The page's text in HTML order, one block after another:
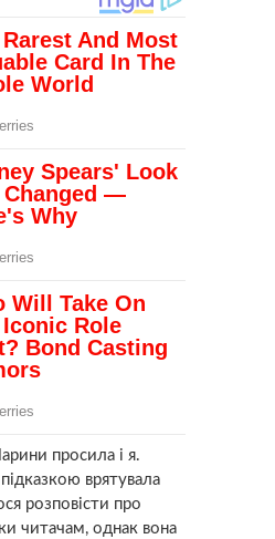
просила і я.
врятувала
розповісти про
читачам, однак вона